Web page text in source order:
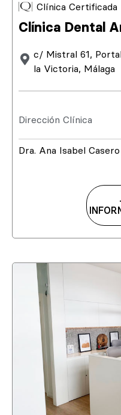
Clínica Certificada
Clínica Dental
c/ Mistral 61,
la Victoria, Málaga
Dirección Clínica
Dra. Ana Isabel